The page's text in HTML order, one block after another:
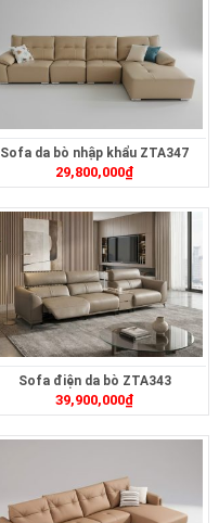
Sofa da bò nhập khẩu ZTA347
29,800,000₫
Sofa điện da bò ZTA343
39,900,000₫